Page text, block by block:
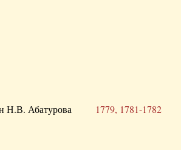
Н.В. Абатурова 1779, 1781-1782